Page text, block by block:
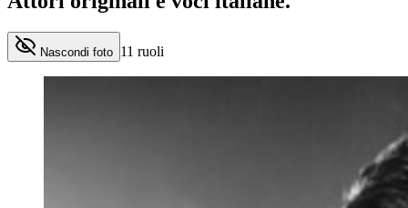
Nascondi foto 11 ruoli